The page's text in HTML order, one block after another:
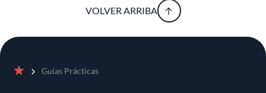
VOLVER ARRIBA
Guías Prácticas